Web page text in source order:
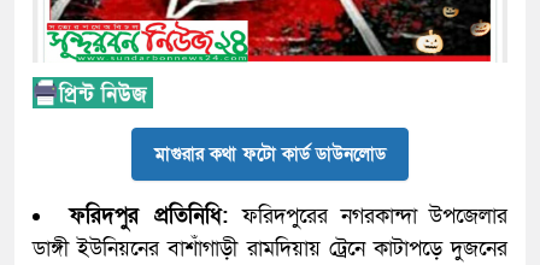
মাগুরার কথা ফটো কার্ড ডাউনলোড
ফরিদপুর প্রতিনিধি:ফরিদপুরের নগরকান্দা উপজেলার
ডাঙ্গী ইউনিয়নের বাশাঁগাড়ী রামদিয়ায় ট্রেনে কাটাপড়ে দুজনের